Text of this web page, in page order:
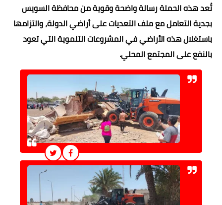
تُعد هذه الحملة رسالة واضحة وقوية من محافظة السويس
بجدية التعامل مع ملف التعديات على أراضي الدولة، والتزامها
باستغلال هذه الأراضي في المشروعات التنموية التي تعود
بالنفع على المجتمع المحلي.